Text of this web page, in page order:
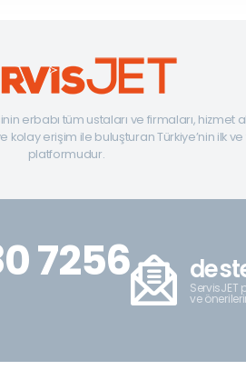
erbabı tüm ustaları ve firmaları, hizmet
kolay erişim ile buluşturan Türkiye’nin ilk
platformudur.
7256
ve